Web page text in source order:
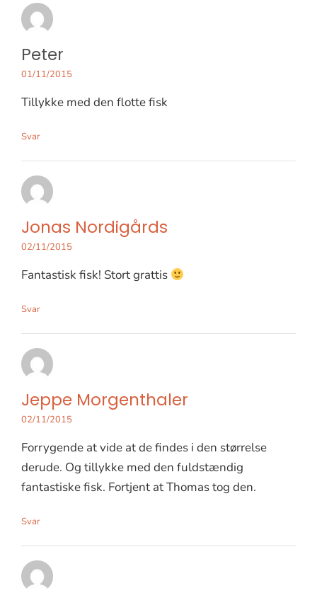
Peter
01/11/2015
Tillykke med den flotte fisk
Svar
Jonas Nordigårds
02/11/2015
Fantastisk fisk! Stort grattis
Svar
Jeppe Morgenthaler
02/11/2015
Forrygende at vide at de findes i den størrelse
derude. Og tillykke med den fuldstændig
fantastiske fisk. Fortjent at Thomas tog den.
Svar